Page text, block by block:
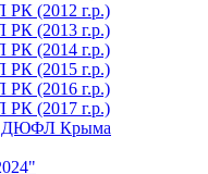
(2012 г.р.)
(2013 г.р.)
(2014 г.р.)
(2015 г.р.)
(2016 г.р.)
(2017 г.р.)
ДЮФЛ Крыма